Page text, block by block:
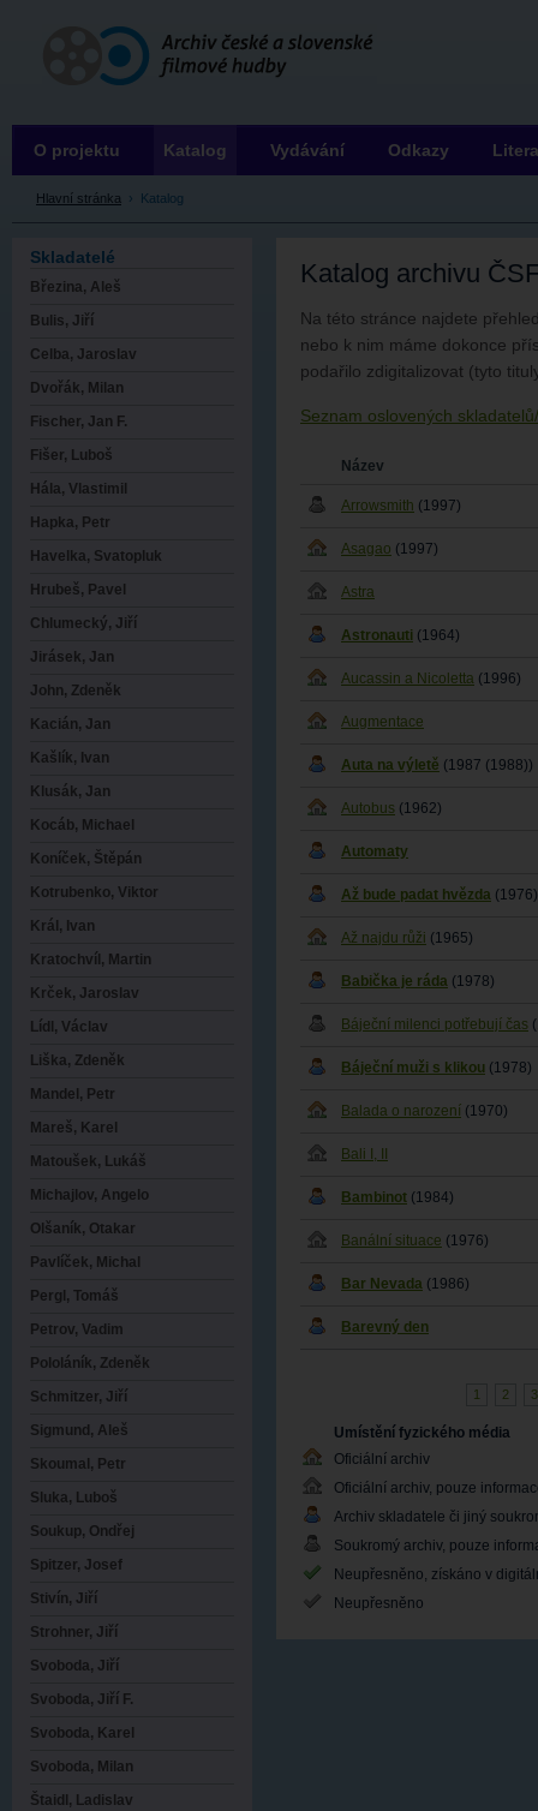
Archiv ČSFH
Katalog archivu
Na této stránce najdete
nebo k nim máme dokonce
podařilo zdigitalizovat (tyto
Seznam oslovených
Název
Arrowsmith (1997)
Asagao (1997)
Astra
Astronauti (1964)
Aucassin a Nicoletta (1996)
Augmentace
Auta na výletě (1987 (1988))
Autobus (1962)
Automaty
Až bude padat hvězda (1976)
Až najdu růži (1965)
Babička je ráda (1978)
Báječní milenci potřebují čas
Báječní muži s klikou (1978)
Balada o narození (1970)
Bali I, II
Bambinot (1984)
Banální situace (1976)
Bar Nevada (1986)
Barevný den
1 2 3
Umístění fyzického média
Oficiální archiv
Oficiální archiv, pouze
Archiv skladatele či jiný
Soukromý archiv, pouze
Neupřesněno, získáno v
Neupřesněno
Hlavní stránka › Katalog
O projektu Katalog Vydávání Odkazy
Skladatelé
Březina, Aleš
Bulis, Jiří
Celba, Jaroslav
Dvořák, Milan
Fischer, Jan F.
Fišer, Luboš
Hála, Vlastimil
Hapka, Petr
Havelka, Svatopluk
Hrubeš, Pavel
Chlumecký, Jiří
Jirásek, Jan
John, Zdeněk
Kacián, Jan
Kašlík, Ivan
Klusák, Jan
Kocáb, Michael
Koníček, Štěpán
Kotrubenko, Viktor
Král, Ivan
Kratochvíl, Martin
Krček, Jaroslav
Lídl, Václav
Liška, Zdeněk
Mandel, Petr
Mareš, Karel
Matoušek, Lukáš
Michajlov, Angelo
Olšaník, Otakar
Pavlíček, Michal
Pergl, Tomáš
Petrov, Vadim
Pololáník, Zdeněk
Schmitzer, Jiří
Sigmund, Aleš
Skoumal, Petr
Sluka, Luboš
Soukup, Ondřej
Spitzer, Josef
Stivín, Jiří
Strohner, Jiří
Svoboda, Jiří
Svoboda, Jiří F.
Svoboda, Karel
Svoboda, Milan
Štaidl, Ladislav